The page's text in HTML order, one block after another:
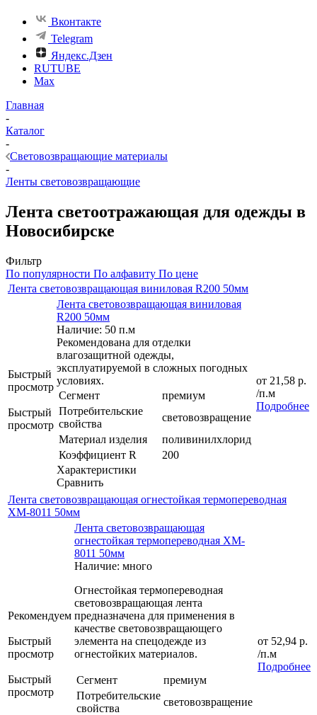
Вконтакте
Telegram
Яндекс.Дзен
RUTUBE
Max
Главная
-
Каталог
-
Световозвращающие материалы
-
Ленты световозвращающие
Лента светоотражающая для одежды в
Новосибирске
Фильтр
По популярности По алфавиту По цене
Лента световозвращающая виниловая R200 50мм
Быстрый
просмотр
Быстрый
просмотр
Лента световозвращающая виниловая
R200 50мм
Наличие: 50 п.м
Рекомендована для отделки
влагозащитной одежды,
эксплуатируемой в сложных погодных
условиях.
Сегмент
премиум
Потребительские
свойства
световозвращение
Материал изделия
поливинилхлорид
Коэффициент R
200
Характеристики
Сравнить
от 21,58 р.
/п.м
Подробнее
Лента световозвращающая огнестойкая термопереводная
XM-8011 50мм
Рекомендуем
Быстрый
просмотр
Быстрый
просмотр
Лента световозвращающая
огнестойкая термопереводная XM-
8011 50мм
Наличие: много
Огнестойкая термопереводная
световозвращающая лента
предназначена для применения в
качестве световозвращающего
элемента на спецодежде из
огнестойких материалов.
Сегмент
премиум
Потребительские
свойства
световозвращение
от 52,94 р.
/п.м
Подробнее